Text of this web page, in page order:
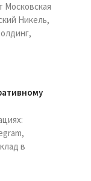
Московская
Никель,
в